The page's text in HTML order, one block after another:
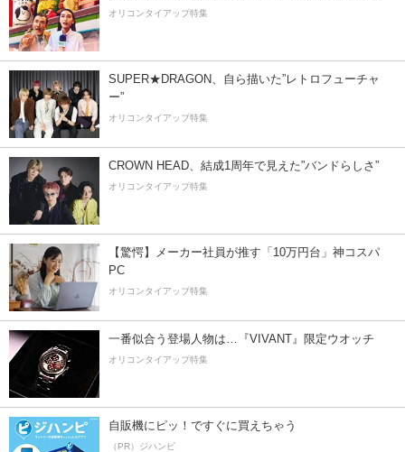
オリコンタイアップ特集
SUPER★DRAGON、自ら描いた”レトロフューチャ
ー”
オリコンタイアップ特集
CROWN HEAD、結成1周年で見えた”バンドらしさ”
オリコンタイアップ特集
【驚愕】メーカー社員が推す「10万円台」神コスパ
PC
オリコンタイアップ特集
一番似合う登場人物は…『VIVANT』限定ウオッチ
オリコンタイアップ特集
自販機にピッ！ですぐに買えちゃう
（PR）ジハンピ